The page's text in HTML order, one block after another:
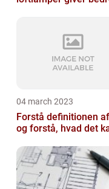
04 march 2023
Forstå definitionen
og forstå, hvad det